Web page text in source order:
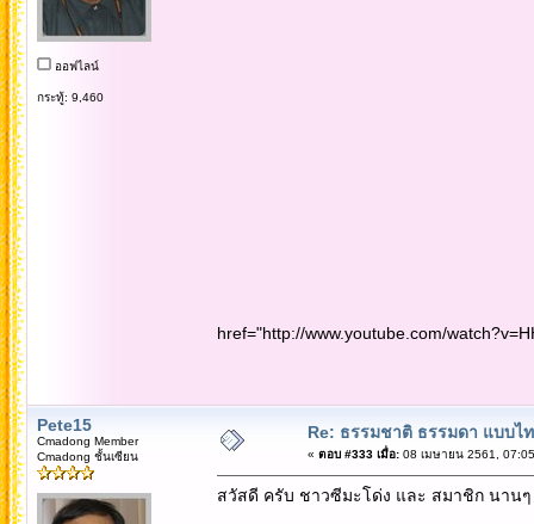
ออฟไลน์
กระทู้: 9,460
href="http://www.youtube.com/
Pete15
Cmadong Member
Cmadong ชั้นเซียน
Re: ธรรมชาติ ธรรมดา แบบไ
« ตอบ #333 เมื่อ:08 เมษายน 2561,
สวัสดี ครับ ชาวซีมะโด่ง และ สมาชิก นาน